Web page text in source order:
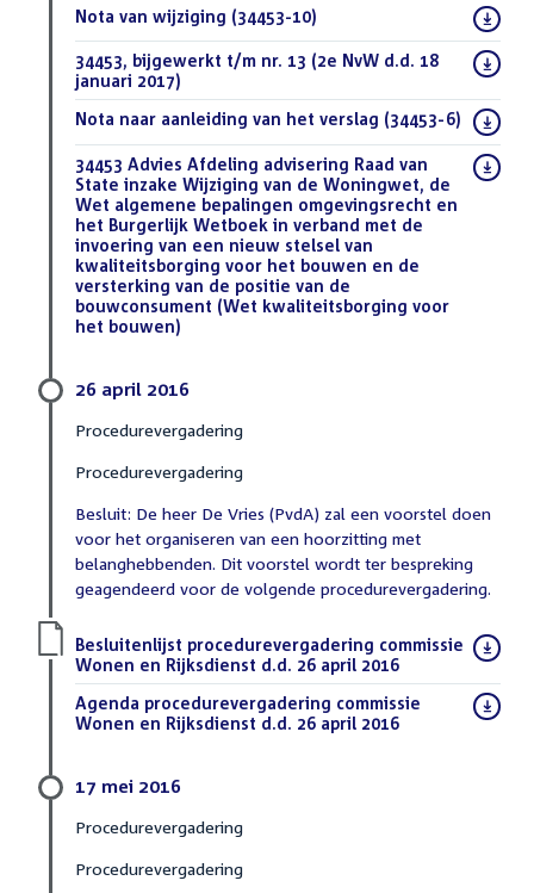
Download
bestand:
Nota van wijziging (34453-10)
Download
bestand:
34453, bijgewerkt t/m nr. 13 (2e NvW d.d. 18
januari 2017)
Download
Nota naar aanleiding van het verslag (34453-6) (PDF)
Download
bestand:
34453 Advies Afdeling advisering Raad van
State inzake Wijziging van de Woningwet, de
Wet algemene bepalingen omgevingsrecht en
het Burgerlijk Wetboek in verband met de
invoering van een nieuw stelsel van
kwaliteitsborging voor het bouwen en de
versterking van de positie van de
bouwconsument (Wet kwaliteitsborging voor
het bouwen)
26 april 2016
Procedurevergadering
Procedurevergadering
Besluit: De heer De Vries (PvdA) zal een voorstel doen
voor het organiseren van een hoorzitting met
belanghebbenden. Dit voorstel wordt ter bespreking
geagendeerd voor de volgende procedurevergadering.
Download
bestand:
Besluitenlijst procedurevergadering commissie
Wonen en Rijksdienst d.d. 26 april 2016
Download
bestand:
Agenda procedurevergadering commissie
Wonen en Rijksdienst d.d. 26 april 2016
17 mei 2016
Procedurevergadering
Procedurevergadering